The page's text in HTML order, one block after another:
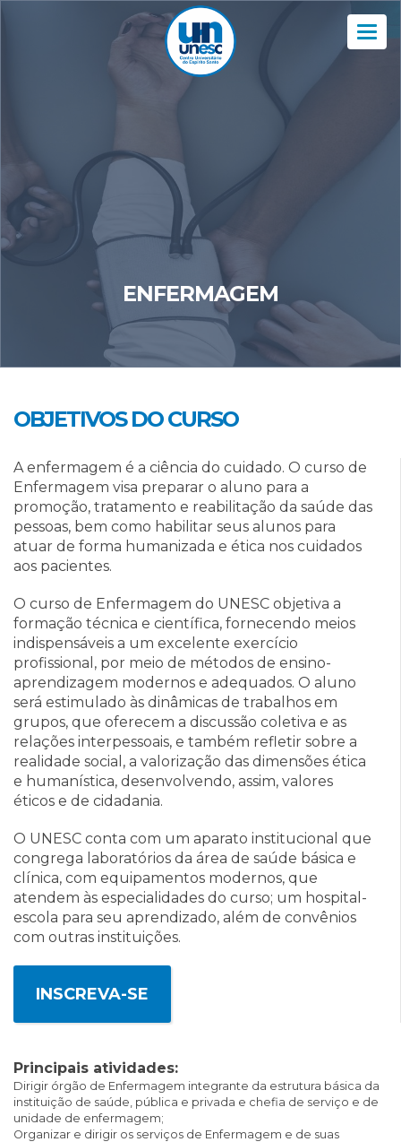
ENFERMAGEM
OBJETIVOS DO CURSO
A enfermagem é a ciência do cuidado. O curso de
Enfermagem visa preparar o aluno para a
promoção, tratamento e reabilitação da saúde das
pessoas, bem como habilitar seus alunos para
atuar de forma humanizada e ética nos cuidados
aos pacientes.
O curso de Enfermagem do UNESC objetiva a
formação técnica e científica, fornecendo meios
indispensáveis a um excelente exercício
profissional, por meio de métodos de ensino-
aprendizagem modernos e adequados. O aluno
será estimulado às dinâmicas de trabalhos em
grupos, que oferecem a discussão coletiva e as
relações interpessoais, e também refletir sobre a
realidade social, a valorização das dimensões ética
e humanística, desenvolvendo, assim, valores
éticos e de cidadania.
O UNESC conta com um aparato institucional que
congrega laboratórios da área de saúde básica e
clínica, com equipamentos modernos, que
atendem às especialidades do curso; um hospital-
escola para seu aprendizado, além de convênios
com outras instituições.
INSCREVA-SE
Principais atividades:
Dirigir órgão de Enfermagem integrante da estrutura básica da
instituição de saúde, pública e privada e chefia de serviço e de
unidade de enfermagem;
Organizar e dirigir os serviços de Enfermagem e de suas